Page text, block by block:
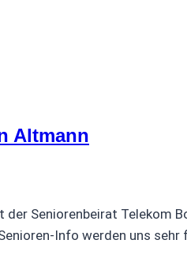
Altmann
der Seniorenbeirat Telekom
Info werden uns sehr